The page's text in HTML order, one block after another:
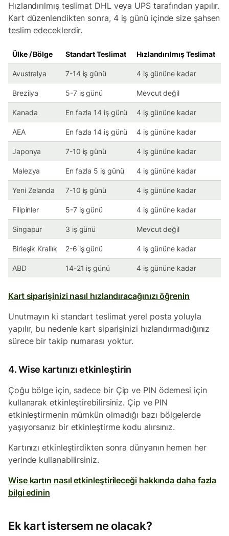
Hızlandırılmış teslimat DHL veya UPS tarafından yapılır.
Kart düzenlendikten sonra, 4 iş günü içinde size şahsen
teslim edeceklerdir.
Ülke / Bölge Standart Teslimat Hızlandırılmış Teslimat
Avustralya 7-14 iş günü 4 iş gününe kadar
Brezilya 5-7 iş günü Mevcut değil
Kanada En fazla 14 iş günü 4 iş gününe kadar
AEA En fazla 14 iş günü 4 iş gününe kadar
Japonya 7-10 iş günü 4 iş gününe kadar
Malezya En fazla 5 iş günü 4 iş gününe kadar
Yeni Zelanda 7-10 iş günü 4 iş gününe kadar
Filipinler 5-7 iş günü 4 iş gününe kadar
Singapur 3 iş günü Mevcut değil
Birleşik Krallık 2-6 iş günü 4 iş gününe kadar
ABD 14-21 iş günü 4 iş gününe kadar
Kart siparişinizi nasıl hızlandıracağınızı öğrenin
Unutmayın ki standart teslimat yerel posta yoluyla
yapılır, bu nedenle kart siparişinizi hızlandırmadığınız
sürece bir takip numarası yoktur.
4. Wise kartınızı etkinleştirin
Çoğu bölge için, sadece bir Çip ve PIN ödemesi için
kullanarak etkinleştirebilirsiniz. Çip ve PIN
etkinleştirmenin mümkün olmadığı bazı bölgelerde
yaşıyorsanız bir etkinleştirme kodu alırsınız.
Kartınızı etkinleştirdikten sonra dünyanın hemen her
yerinde kullanabilirsiniz.
Wise kartın nasıl etkinleştirileceği hakkında daha fazla
bilgi edinin
Ek kart istersem ne olacak?